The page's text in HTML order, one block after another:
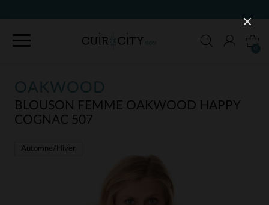
OAKWOOD
BLOUSON FEMME OAKWOOD HAPPY
COGNAC 507
Automne/Hiver